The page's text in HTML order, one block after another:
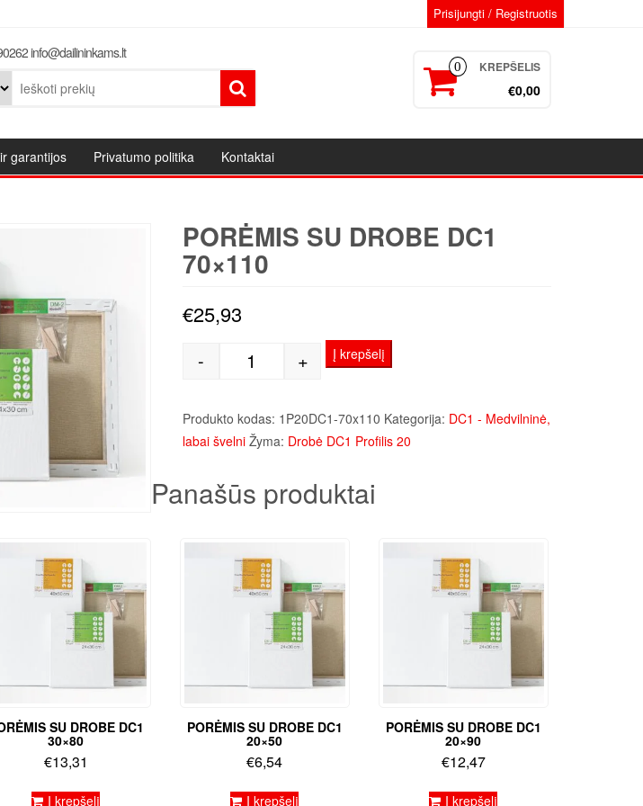
Prisijungti / Registruotis
info@dailininkams.lt
0 KREPŠELIS
€0,00
garantijos Privatumo politika Kontaktai
PORĖMIS SU DROBE DC1
70×110
€25,93
produkto kiekis: Porėmis su drobe DC1 70x110
- + Į krepšelį
Produkto kodas: 1P20DC1-70x110 Kategorija: DC1 - Medvilninė,
labai švelni Žyma: Drobė DC1 Profilis 20
Panašūs produktai
SU DROBE DC1
30×80
€13,31
Į krepšelį
PORĖMIS SU DROBE DC1
20×50
€6,54
Į krepšelį
PORĖMIS SU DROBE DC1
20×90
€12,47
Į krepšelį